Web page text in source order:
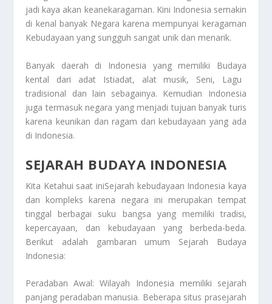
jadi kaya akan keanekaragaman. Kini Indonesia semakin
di kenal banyak Negara karena mempunyai keragaman
Kebudayaan yang sungguh sangat unik dan menarik.
Banyak daerah di Indonesia yang memiliki
Budaya
kental dari adat Istiadat, alat musik, Seni, Lagu
tradisional dan lain sebagainya. Kemudian Indonesia
juga termasuk negara yang menjadi tujuan banyak turis
karena keunikan dan ragam dari kebudayaan yang ada
di Indonesia.
SEJARAH BUDAYA INDONESIA
Kita Ketahui saat iniSejarah kebudayaan Indonesia kaya
dan kompleks karena negara ini merupakan tempat
tinggal berbagai suku bangsa yang memiliki tradisi,
kepercayaan, dan kebudayaan yang berbeda-beda.
Berikut adalah gambaran umum Sejarah Budaya
Indonesia:
Peradaban Awal: Wilayah Indonesia memiliki sejarah
panjang peradaban manusia. Beberapa situs prasejarah